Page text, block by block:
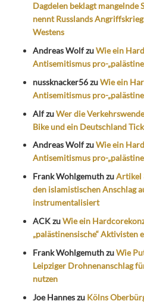
Dagdelen beklagt mangelnde
nennt Russlands
Westens
Andreas WolfzuWie ein
Antisemitismus pro-
nussknacker56zuWie ein
Antisemitismus pro-
AlfzuWer die
Bike und ein Deutschland
Andreas WolfzuWie ein
Antisemitismus pro-
Frank WohlgemuthzuArtikel
den islamistischen Anschlag
instrumentalisiert
ACKzuWie ein
„palästinensische“ Aktivisten
Frank WohlgemuthzuWie
Leipziger Drohnenanschlag
nutzen
Joe Hanneszu Kölns